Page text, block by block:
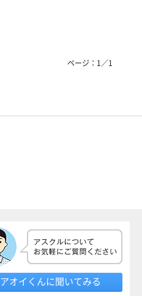
ページ： 1 ／1
アオイくんに聞いてみる